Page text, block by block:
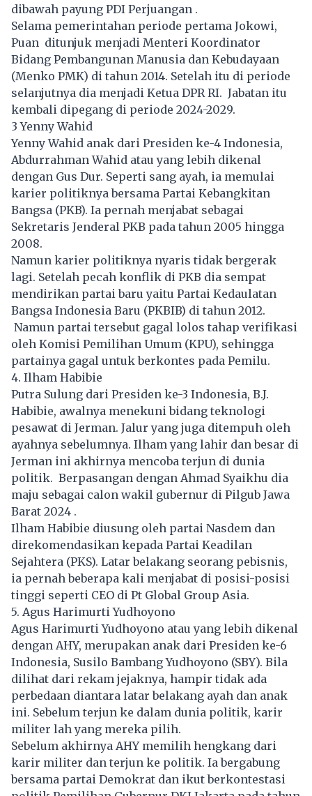
dibawah payung PDI Perjuangan .
Selama pemerintahan periode pertama Jokowi,
Puan ditunjuk menjadi Menteri Koordinator
Bidang Pembangunan Manusia dan Kebudayaan
(Menko PMK) di tahun 2014. Setelah itu di periode
selanjutnya dia menjadi Ketua DPR RI. Jabatan itu
kembali dipegang di periode 2024-2029.
3 Yenny Wahid
Yenny Wahid anak dari Presiden ke-4 Indonesia,
Abdurrahman Wahid atau yang lebih dikenal
dengan Gus Dur. Seperti sang ayah, ia memulai
karier politiknya bersama Partai Kebangkitan
Bangsa (PKB). Ia pernah menjabat sebagai
Sekretaris Jenderal PKB pada tahun 2005 hingga
2008.
Namun karier politiknya nyaris tidak bergerak
lagi. Setelah pecah konflik di PKB dia sempat
mendirikan partai baru yaitu Partai Kedaulatan
Bangsa Indonesia Baru (PKBIB) di tahun 2012.
Namun partai tersebut gagal lolos tahap verifikasi
oleh Komisi Pemilihan Umum (KPU), sehingga
partainya gagal untuk berkontes pada Pemilu.
4. Ilham Habibie
Putra Sulung dari Presiden ke-3 Indonesia, B.J.
Habibie, awalnya menekuni bidang teknologi
pesawat di Jerman. Jalur yang juga ditempuh oleh
ayahnya sebelumnya. Ilham yang lahir dan besar di
Jerman ini akhirnya mencoba terjun di dunia
politik. Berpasangan dengan Ahmad Syaikhu dia
maju sebagai calon wakil gubernur di Pilgub Jawa
Barat 2024 .
Ilham Habibie diusung oleh partai Nasdem dan
direkomendasikan kepada Partai Keadilan
Sejahtera (PKS). Latar belakang seorang pebisnis,
ia pernah beberapa kali menjabat di posisi-posisi
tinggi seperti CEO di Pt Global Group Asia.
5. Agus Harimurti Yudhoyono
Agus Harimurti Yudhoyono atau yang lebih dikenal
dengan AHY, merupakan anak dari Presiden ke-6
Indonesia, Susilo Bambang Yudhoyono (SBY). Bila
dilihat dari rekam jejaknya, hampir tidak ada
perbedaan diantara latar belakang ayah dan anak
ini. Sebelum terjun ke dalam dunia politik, karir
militer lah yang mereka pilih.
Sebelum akhirnya AHY memilih hengkang dari
karir militer dan terjun ke politik. Ia bergabung
bersama partai Demokrat dan ikut berkontestasi